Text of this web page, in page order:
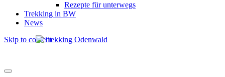
Rezepte für unterwegs
Trekking in BW
News
Skip to content